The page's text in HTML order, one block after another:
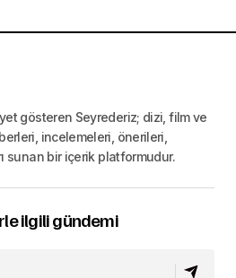
gösteren Seyrederiz; dizi, film ve
incelemeleri, önerileri,
sunan bir içerik platformudur.
ilgili gündemi